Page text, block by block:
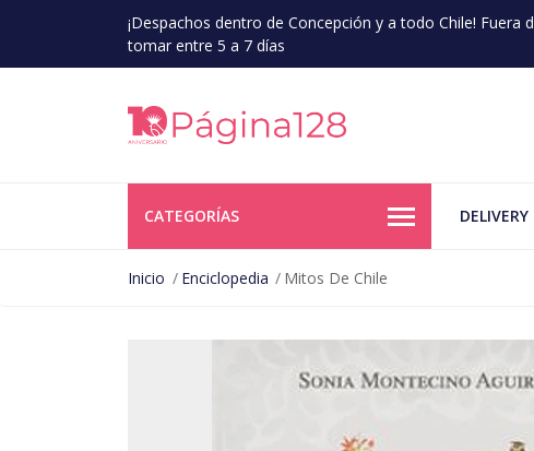
¡Despachos dentro de Concepción y a todo Chile! Fuera
tomar entre 5 a 7 días
CATEGORÍAS DELIVERY
Inicio Enciclopedia Mitos De Chile